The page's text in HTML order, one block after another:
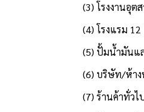
(3) โรงงานอุตสาห
(4) โรงแรม 12
(5) ปั้มน้ำมันและก๊
(6) บริษัท/ห้างหุ้นส่
(7) ร้านค้าทั่วไป